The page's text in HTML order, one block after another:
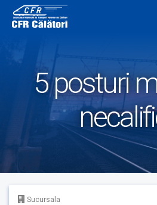
content
5 posturi
Sucursala